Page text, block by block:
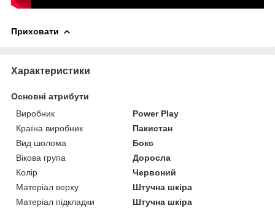
Приховати
Характеристики
Основні атрибути
Виробник
Power Play
Країна виробник
Пакистан
Вид шолома
Бокс
Вікова група
Доросла
Колір
Червоний
Матеріал верху
Штучна шкіра
Матеріал підкладки
Штучна шкіра